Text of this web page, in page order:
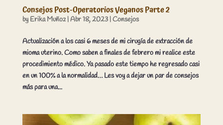
Consejos Post-Operatorios Veganos Parte 2
by Erika Muñoz|Abr 18, 2023|Consejos
Actualización a los casi 6 meses de mi cirugía de extracción de
mioma uterino. Como saben a finales de febrero mi realice este
procedimiento médico. Ya pasado este tiempo he regresado casi
en un 100% a la normalidad… Les voy a dejar un par de consejos
más para una...